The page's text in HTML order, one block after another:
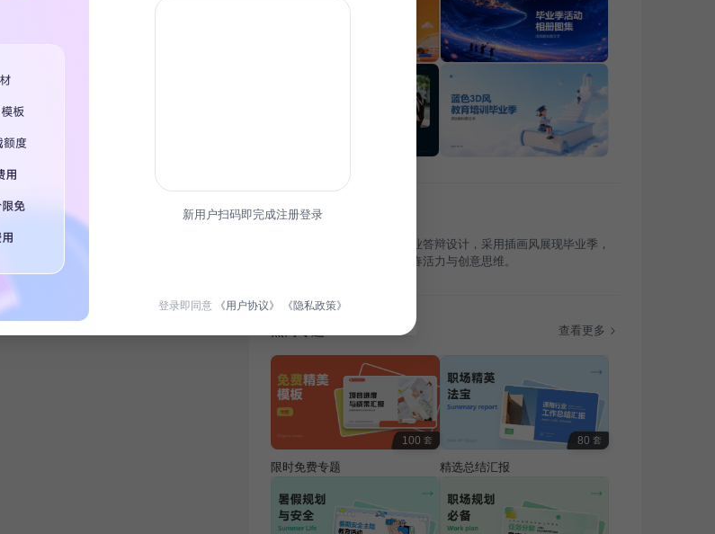
简介
本模板专为教育培训行业毕业答辩设计，采用插画风展现毕业季，
适合各类专业学生，呈现青春活力与创意思维。
查看更多
100 套
限时免费专题
80 套
精选总结汇报
新用户扫码即完成注册登录
登录即同意 《用户协议》 《隐私政策》